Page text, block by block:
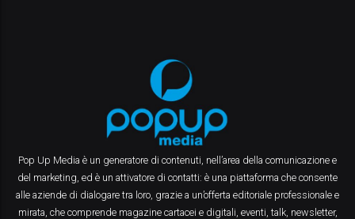
Pop Up Media è un generatore di contenuti, nell’area della comunicazione e
del marketing, ed è un attivatore di contatti: è una piattaforma che consente
alle aziende di dialogare tra loro, grazie a un’offerta editoriale professionale e
mirata, che comprende magazine cartacei e digitali, eventi, talk, newsletter,